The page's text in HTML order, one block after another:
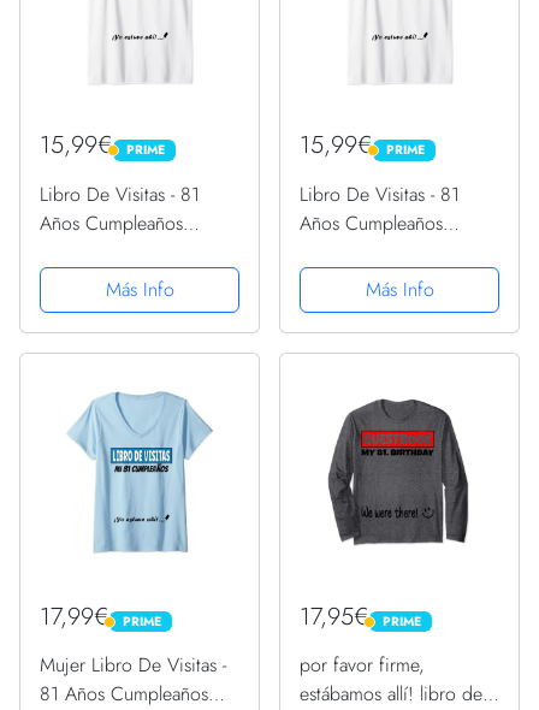
15,99€ PRIME
PRIME
Libro De Visitas - 81
Años Cumpleaños
Camiseta sin Mangas
Más Info
15,99€ PRIME
PRIME
Libro De Visitas - 81
Años Cumpleaños
Camiseta sin Mangas
Más Info
17,99€ PRIME
PRIME
Mujer Libro De Visitas -
81 Años Cumpleaños
17,95€ PRIME
PRIME
por favor firme,
estábamos allí! libro de